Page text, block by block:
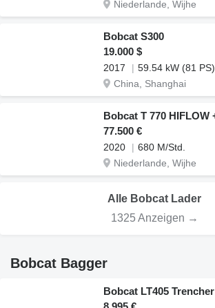
Niederlande, Wijhe
Bobcat S300
19.000 $
2017
59.54 kW (81 PS)
China, Shanghai
77.500 €
2020
680 M/Std.
Niederlande, Wijhe
Alle Bobcat Lader
1325 Anzeigen →
Bobcat Bagger